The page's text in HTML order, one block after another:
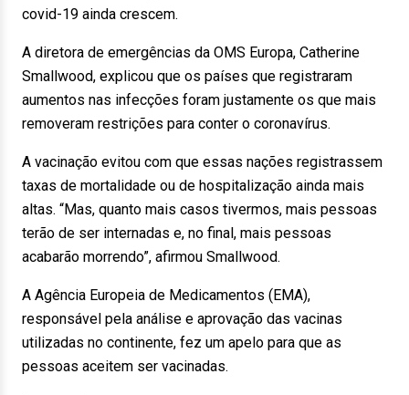
covid-19 ainda crescem.
A diretora de emergências da OMS Europa, Catherine
Smallwood, explicou que os países que registraram
aumentos nas infecções foram justamente os que mais
removeram restrições para conter o coronavírus.
A vacinação evitou com que essas nações registrassem
taxas de mortalidade ou de hospitalização ainda mais
altas. “Mas, quanto mais casos tivermos, mais pessoas
terão de ser internadas e, no final, mais pessoas
acabarão morrendo”, afirmou Smallwood.
A Agência Europeia de Medicamentos (EMA),
responsável pela análise e aprovação das vacinas
utilizadas no continente, fez um apelo para que as
pessoas aceitem ser vacinadas.